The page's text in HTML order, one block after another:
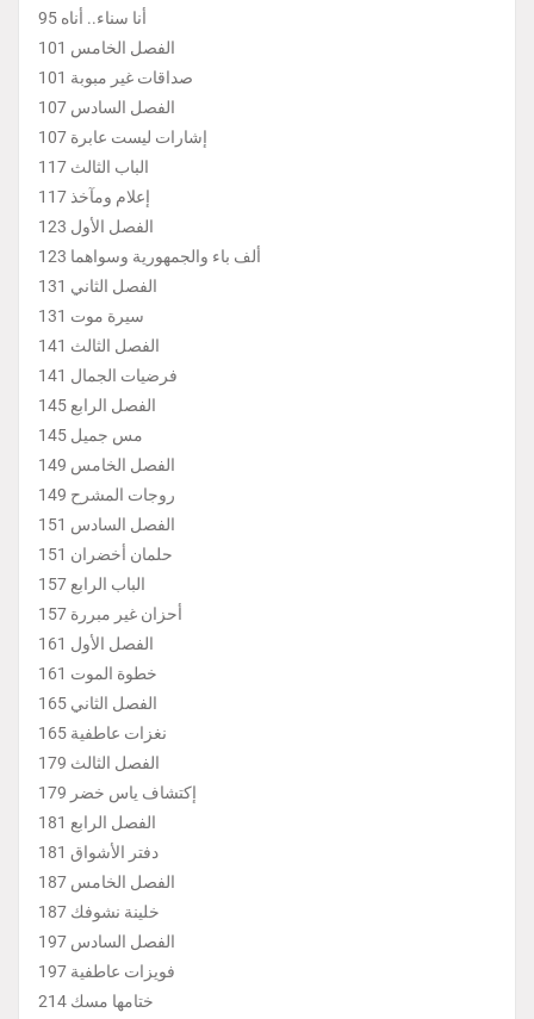
أنا سناء.. أناه 95
الفصل الخامس 101
صداقات غير مبوبة 101
الفصل السادس 107
إشارات ليست عابرة 107
الباب الثالث 117
إعلام ومآخذ 117
الفصل الأول 123
ألف باء والجمهورية وسواهما 123
الفصل الثاني 131
سيرة موت 131
الفصل الثالث 141
فرضيات الجمال 141
الفصل الرابع 145
مس جميل 145
الفصل الخامس 149
روجات المشرح 149
الفصل السادس 151
حلمان أخضران 151
الباب الرابع 157
أحزان غير مبررة 157
الفصل الأول 161
خطوة الموت 161
الفصل الثاني 165
نغزات عاطفية 165
الفصل الثالث 179
إكتشاف ياس خضر 179
الفصل الرابع 181
دفتر الأشواق 181
الفصل الخامس 187
خلينة نشوفك 187
الفصل السادس 197
فويزات عاطفية 197
ختامها مسك 214